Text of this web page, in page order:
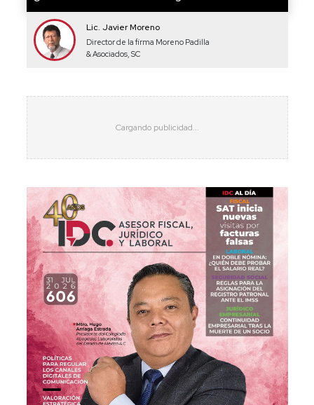
Lic. Javier Moreno
Director de la firma Moreno Padilla
& Asociados, SC